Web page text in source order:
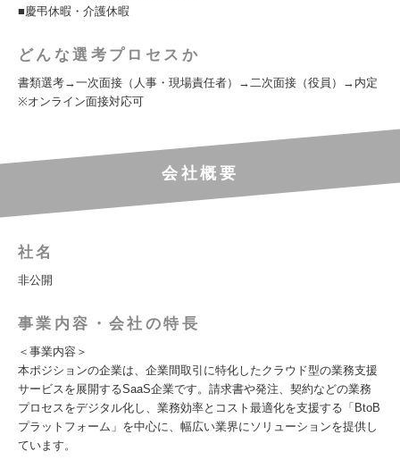
■慶弔休暇・介護休暇
どんな選考プロセスか
書類選考→一次面接（人事・現場責任者）→二次面接（役員）→内定
※オンライン面接対応可
会社概要
社名
非公開
事業内容・会社の特長
＜事業内容＞
本ポジションの企業は、企業間取引に特化したクラウド型の業務支援
サービスを展開するSaaS企業です。請求書や発注、契約などの業務
プロセスをデジタル化し、業務効率とコスト最適化を支援する「BtoB
プラットフォーム」を中心に、幅広い業界にソリューションを提供し
ています。